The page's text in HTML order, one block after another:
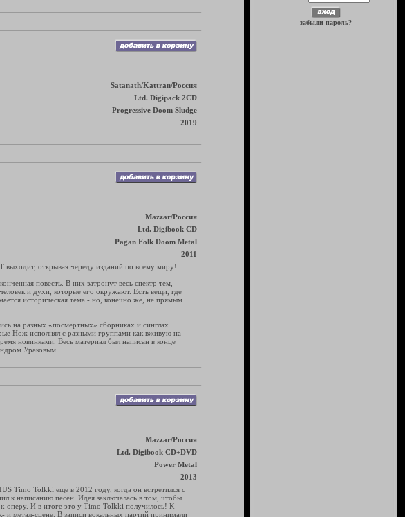
Satanath/Kattran/Россия
Ltd. Digipack 2CD
Progressive Doom Sludge
2019
Mazzar/Россия
Ltd. Digibook CD
Pagan Folk Doom Metal
2011
открывая череду изданий по всему миру!
повесть. В них затронут весь спектр тем,
и духи, которые его окружают. Есть вещи, где
историческая тема - но, конечно же, не прямым
на разных «посмертных» сборниках и синглах.
Нож исполнял с разными группами как вживую на
новинками. Весь материал был написан в конце
Ураковым.
Mazzar/Россия
Ltd. Digibook CD+DVD
Power Metal
2013
Timo Tolkki еще в 2012 году, когда он встретился с
к написанию песен. Идея заключалась в том, чтобы
оперу. И в итоге это у Timo Tolkki получилось! К
и метал-сцене. В записи вокальных партий принимали
забыли пароль?